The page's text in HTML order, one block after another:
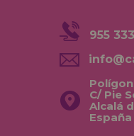
955
C/ Pie
Alcalá
España